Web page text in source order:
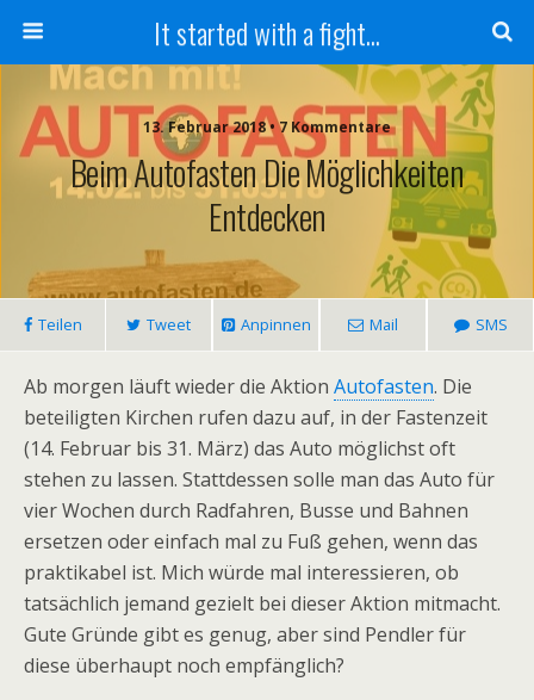
It started with a fight...
13. Februar 2018 • 7 Kommentare
Beim Autofasten Die Möglichkeiten
Entdecken
Teilen Tweet Anpinnen Mail SMS
Ab morgen läuft wieder die Aktion Autofasten. Die
beteiligten Kirchen rufen dazu auf, in der Fastenzeit
(14. Februar bis 31. März) das Auto möglichst oft
stehen zu lassen. Stattdessen solle man das Auto für
vier Wochen durch Radfahren, Busse und Bahnen
ersetzen oder einfach mal zu Fuß gehen, wenn das
praktikabel ist. Mich würde mal interessieren, ob
tatsächlich jemand gezielt bei dieser Aktion mitmacht.
Gute Gründe gibt es genug, aber sind Pendler für
diese überhaupt noch empfänglich?